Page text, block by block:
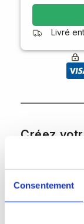
Consentement
Livré
Créez